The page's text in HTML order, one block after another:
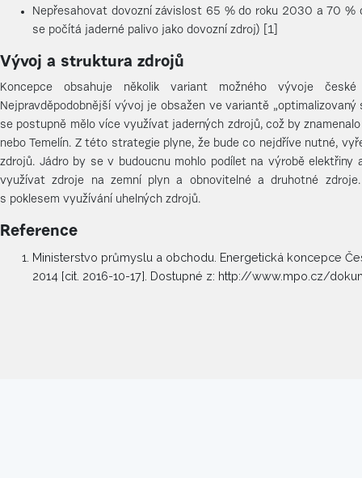
Nepřesahovat dovozní závislost 65 % do roku 2030 a 70
se počítá jaderné palivo jako dovozní zdroj) [1]
Vývoj a struktura zdrojů
Koncepce obsahuje několik variant možného vývoje
Nejpravděpodobnější vývoj je obsažen ve variantě
se postupně mělo více využívat jaderných zdrojů, což by
nebo Temelín. Z této strategie plyne, že bude co nejdříve nutné,
zdrojů. Jádro by se v budoucnu mohlo podílet na výrobě
využívat zdroje na zemní plyn a obnovitelné a druhotné
s poklesem využívání uhelných zdrojů.
Reference
Ministerstvo průmyslu a obchodu. Energetická koncepce
2014 [cit. 2016-10-17]. Dostupné z: http://www.mpo.cz/